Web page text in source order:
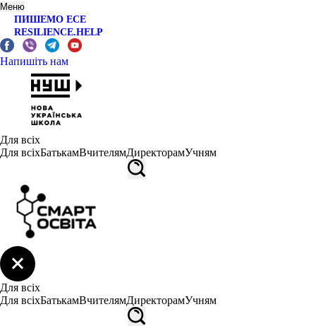
Меню
ПИШЕМО ЕСЕ
RESILIENCE.HELP
Напишіть нам
Для всіх
Для всіхБатькамВчителямДиректорамУчням
Для всіх
Для всіхБатькамВчителямДиректорамУчням